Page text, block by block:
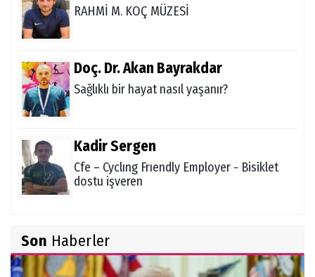
RAHMİ M. KOÇ MÜZESİ
Doç. Dr. Akan Bayrakdar
Sağlıklı bir hayat nasıl yaşanır?
Kadir Sergen
Cfe – Cyclıng Frıendly Employer - Bisiklet
dostu işveren
Ocak 2021 Aylık Burç Yorumu
Son Haberler